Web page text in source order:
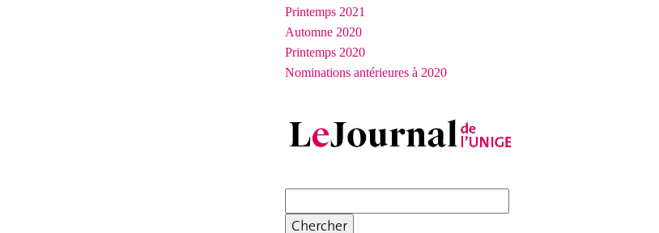
Printemps 2021
Automne 2020
Printemps 2020
Nominations antérieures à 2020